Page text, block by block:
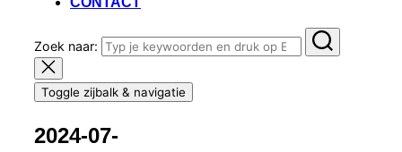
Zoek naar:
Toggle zijbalk & navigatie
2024-07-